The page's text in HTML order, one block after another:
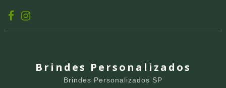
Brindes Personalizados
Brindes Personalizados SP